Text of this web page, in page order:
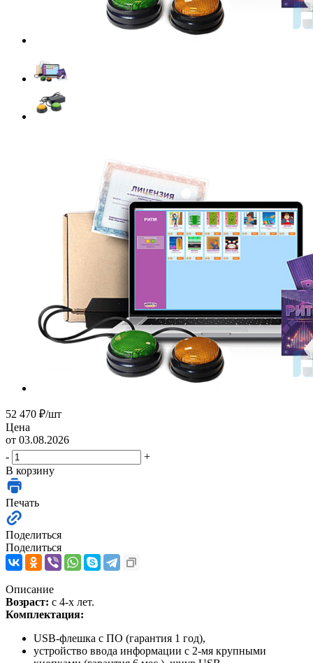
52 470 ₽/шт
Цена
от 03.08.2026
-
+
В корзину
Печать
Поделиться
Поделиться
Описание
Возраст: с 4-х лет.
Комплектация:
USB-флешка с ПО (гарантия 1 год),
устройство ввода информации с 2-мя крупными